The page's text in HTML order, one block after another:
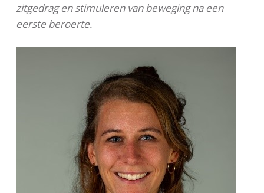
zitgedrag en stimuleren van beweging na een
eerste beroerte.